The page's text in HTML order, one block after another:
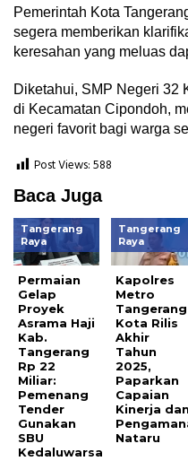
Pemerintah Kota
segera memberikan
keresahan yang meluas
Diketahui, SMP Negeri 32
di Kecamatan Cipondoh,
negeri favorit bagi warga
Post Views:588
Baca Juga
Tangerang
Raya
Permaian
Gelap
Proyek
Asrama Haji
Kab.
Tangerang
Rp 22
Miliar:
Pemenang
Tender
Gunakan
SBU
Kedaluwarsa
Tangerang
Raya
Kapolres
Metro
Tangerang
Kota Rilis
Akhir
Tahun
2025,
Paparkan
Capaian
Kinerja dan
Nataru